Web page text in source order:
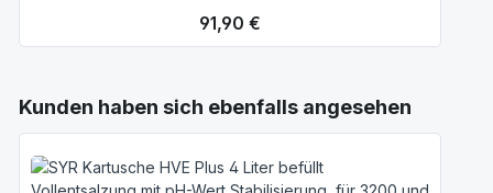
Regulärer Preis:
91,90 €
Produktgalerie überspringen
Kunden haben sich ebenfalls angesehen